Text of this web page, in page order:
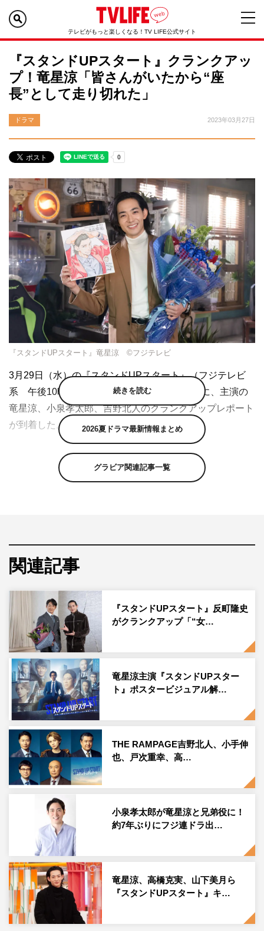
テレビがもっと楽しくなる！TV LIFE公式サイト
『スタンドUPスタート』クランクアッ
プ！竜星涼「皆さんがいたから“座
長”として走り切れた」
ドラマ 2023年03月27日
『スタンドUPスタート』竜星涼 ©フジテレビ
3月29日（水）の『スタンドUPスタート』（フジテレビ
系 午後10時～10時54分）最終話の放送を前に、主演の
竜星涼、小泉孝太郎、吉野北人のクランクアップレポート
が到着した。
原作は、『ドロ刑』の福田秀が描く「週刊ヤングジャン
プ」（集英社）で現在も連載中の大人気コミック。「資産
は人なり」「資産を手放す投資家はいない！」という理念
（起業）」で再び生きる希望を取り戻させていく、“人間
竜星は、本作でもおなじみのセット、サンシャインファン
ドでのシーンを最後に撮り終えると、スタッフから「三星
大陽役、竜星涼さんオールアップです！」というかけ声と
ともに現場からは大きな拍手が。スタッフが花束と一緒に
原作者である福田先生からのプレゼント“大陽の書き下ろ
しイラスト”を渡すと、竜星が「うれしい！（イラストを
見ながら）僕と似てますか？（笑）」とジョーク交じりに
約4か月にわたる撮影を終えた竜星は、「（さみしそう
に）終わっちゃいましたね。本当に皆さん、お疲れさまで
した」とコメント。そして、「僕は高校生の時に俳優デビ
ューして、その時のドラマがフジテレビ（2010年放送
『素直になれなくて』）でした。そこから12年ぶりに、こ
うしてフジテレビのドラマで主演として戻って来られて、
すごく感慨深い気持ちでいっぱいです」とフジテレビ連続
ドラマ初主演を務めた心境を明かした。
また、今までの撮影を振り返り「いろいろとハードな撮影
もあり大変でしたが、最後まで撮影できたのは、この作品
に集まってくださった俳優さんやスタッフの皆さんのおか
続きを読む
2026夏ドラマ最新情報まとめ
グラビア関連記事一覧
関連記事
『スタンドUPスタート』反町隆史
がクランクアップ「“女…
竜星涼主演『スタンドUPスター
ト』ポスタービジュアル解…
THE RAMPAGE吉野北人、小手伸
也、戸次重幸、高…
小泉孝太郎が竜星涼と兄弟役に！
約7年ぶりにフジ連ドラ出…
竜星涼、高橋克実、山下美月ら
『スタンドUPスタート』キ…